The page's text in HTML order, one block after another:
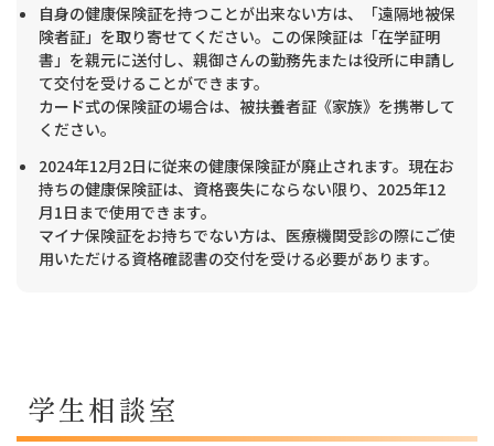
自身の健康保険証を持つことが出来ない方は、「遠隔地被保
険者証」を取り寄せてください。この保険証は「在学証明
書」を親元に送付し、親御さんの勤務先または役所に申請し
て交付を受けることができます。
カード式の保険証の場合は、被扶養者証《家族》を携帯して
ください。
2024年12月2日に従来の健康保険証が廃止されます。現在お
持ちの健康保険証は、資格喪失にならない限り、2025年12
月1日まで使用できます。
マイナ保険証をお持ちでない方は、医療機関受診の際にご使
用いただける資格確認書の交付を受ける必要があります。
学生相談室